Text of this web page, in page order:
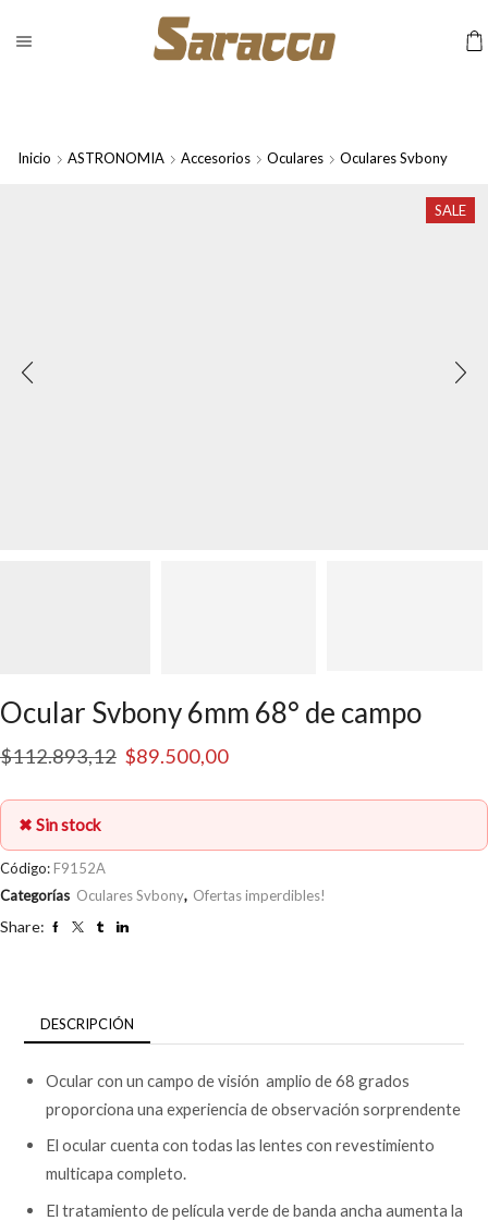
Inicio ASTRONOMIA Accesorios Oculares Oculares Svbony
SALE
Ocular Svbony 6mm 68° de campo
$112.893,12 El
era:
$89.500,00El
es:
✖ Sin stock
Código: F9152A
Categorías Oculares Svbony, Ofertas imperdibles!
Share:
DESCRIPCIÓN
Ocular con un campo de visión amplio de 68 grados
proporciona una experiencia de observación sorprendente
El ocular cuenta con todas las lentes con revestimiento
multicapa completo.
El tratamiento de película verde de banda ancha aumenta la